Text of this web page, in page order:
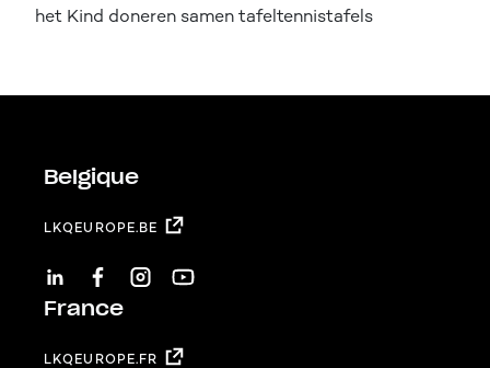
het Kind doneren samen tafeltennistafels
Belgique
LKQEUROPE.BE
LINKEDINFACEBOOKINSTAGRAM
YOUTUBE
France
LKQEUROPE.FR